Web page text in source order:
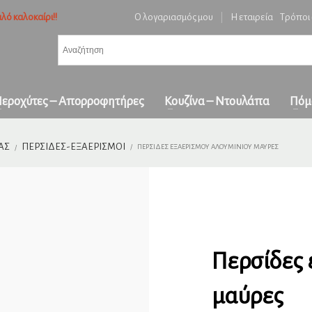
ειδών και επιβεβαίωση παραγγελίας.
όλη την Ελλάδα
επικοινωνήστε μαζί μας στοorders1georgakakis@gmail.com | Τώρα
καλοκαίρι!! Ο λογαριασμός μου Η εταιρεία
– Απορροφητήρες Κουζίνα – Ντουλάπα
ΠΕΡΣΊΔΕΣ-ΕΞΑΕΡΙΣΜΟΊ ΠΕΡΣΊΔΕΣ ΕΞΑΕΡΙΣΜΟΎ ΑΛΟΥΜΙΝΊΟΥ ΜΑΎΡΕΣ
Περσίδες
μαύρες